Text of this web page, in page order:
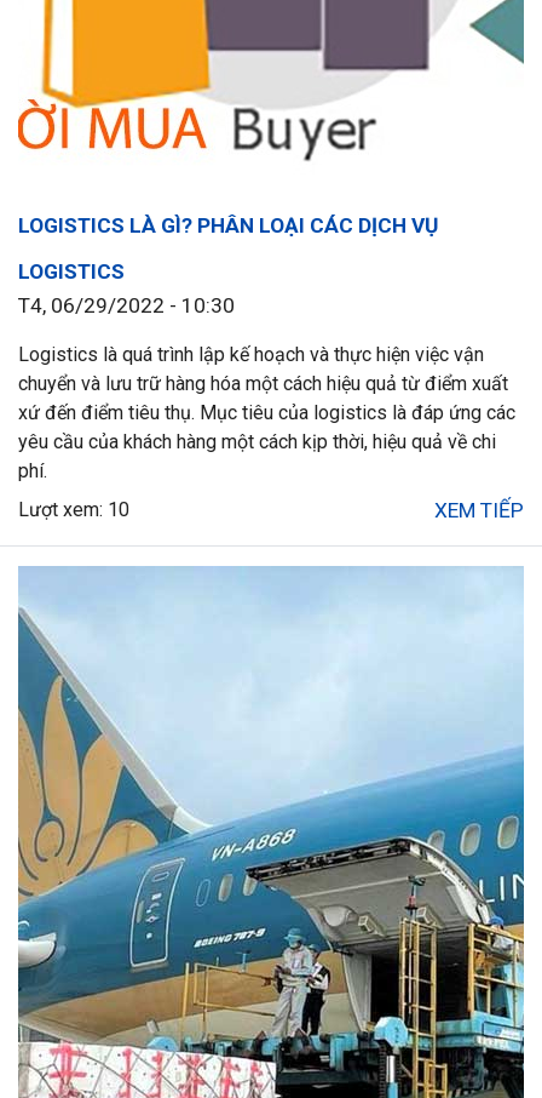
LOGISTICS LÀ GÌ? PHÂN LOẠI CÁC DỊCH VỤ
LOGISTICS
T4, 06/29/2022 - 10:30
Logistics là quá trình lập kế hoạch và thực hiện việc vận
chuyển và lưu trữ hàng hóa một cách hiệu quả từ điểm xuất
xứ đến điểm tiêu thụ. Mục tiêu của logistics là đáp ứng các
yêu cầu của khách hàng một cách kịp thời, hiệu quả về chi
phí.
Lượt xem: 10
XEM TIẾP